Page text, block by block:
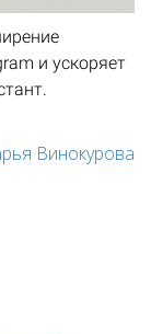
и ускоряет
Винокурова